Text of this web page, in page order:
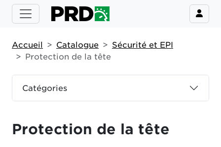
Catégories
Accueil Catalogue
Sécurité et EPI
Protection de la tête
Protection de la tête